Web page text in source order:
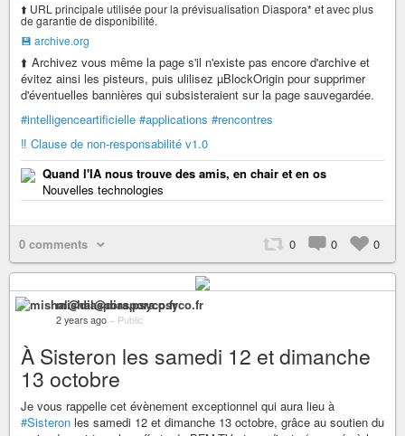
⬆️ URL principale utilisée pour la prévisualisation Diaspora* et avec plus
de garantie de disponibilité.
💾 archive.org
⬆️ Archivez vous même la page s'il n'existe pas encore d'archive et
évitez ainsi les pisteurs, puis ulilisez µBlockOrigin pour supprimer
d'éventuelles bannières qui subsisteraient sur la page sauvegardée.
#intelligenceartificielle #applications #rencontres
‼️ Clause de non-responsabilité v1.0
Quand l'IA nous trouve des amis, en chair et en os
Nouvelles technologies
0 comments 0 0 0
mishal@diaspora.psyco.fr
2 years ago – Public
À Sisteron les samedi 12 et dimanche
13 octobre
Je vous rappelle cet évènement exceptionnel qui aura lieu à
#Sisteron les samedi 12 et dimanche 13 octobre, grâce au soutien du